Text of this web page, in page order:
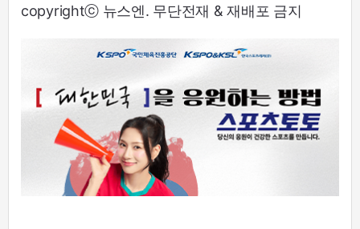
copyrightⓒ 뉴스엔. 무단전재 & 재배포 금지